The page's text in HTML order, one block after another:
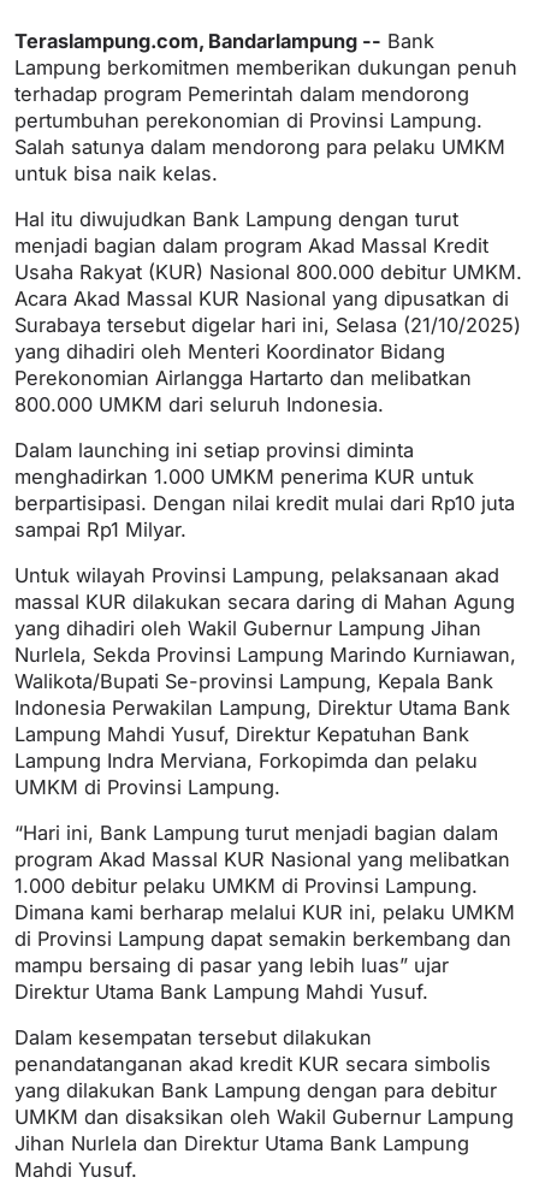
Teraslampung.com, Bandarlampung -- Bank
Lampung berkomitmen memberikan dukungan penuh
terhadap program Pemerintah dalam mendorong
pertumbuhan perekonomian di Provinsi Lampung.
Salah satunya dalam mendorong para pelaku UMKM
untuk bisa naik kelas.
Hal itu diwujudkan Bank Lampung dengan turut
menjadi bagian dalam program Akad Massal Kredit
Usaha Rakyat (KUR) Nasional 800.000 debitur UMKM.
Acara Akad Massal KUR Nasional yang dipusatkan di
Surabaya tersebut digelar hari ini, Selasa (21/10/2025)
yang dihadiri oleh Menteri Koordinator Bidang
Perekonomian Airlangga Hartarto dan melibatkan
800.000 UMKM dari seluruh Indonesia.
Dalam launching ini setiap provinsi diminta
menghadirkan 1.000 UMKM penerima KUR untuk
berpartisipasi. Dengan nilai kredit mulai dari Rp10 juta
sampai Rp1 Milyar.
Untuk wilayah Provinsi Lampung, pelaksanaan akad
massal KUR dilakukan secara daring di Mahan Agung
yang dihadiri oleh Wakil Gubernur Lampung Jihan
Nurlela, Sekda Provinsi Lampung Marindo Kurniawan,
Walikota/Bupati Se-provinsi Lampung, Kepala Bank
Indonesia Perwakilan Lampung, Direktur Utama Bank
Lampung Mahdi Yusuf, Direktur Kepatuhan Bank
Lampung Indra Merviana, Forkopimda dan pelaku
UMKM di Provinsi Lampung.
“Hari ini, Bank Lampung turut menjadi bagian dalam
program Akad Massal KUR Nasional yang melibatkan
1.000 debitur pelaku UMKM di Provinsi Lampung.
Dimana kami berharap melalui KUR ini, pelaku UMKM
di Provinsi Lampung dapat semakin berkembang dan
mampu bersaing di pasar yang lebih luas” ujar
Direktur Utama Bank Lampung Mahdi Yusuf.
Dalam kesempatan tersebut dilakukan
penandatanganan akad kredit KUR secara simbolis
yang dilakukan Bank Lampung dengan para debitur
UMKM dan disaksikan oleh Wakil Gubernur Lampung
Jihan Nurlela dan Direktur Utama Bank Lampung
Mahdi Yusuf.